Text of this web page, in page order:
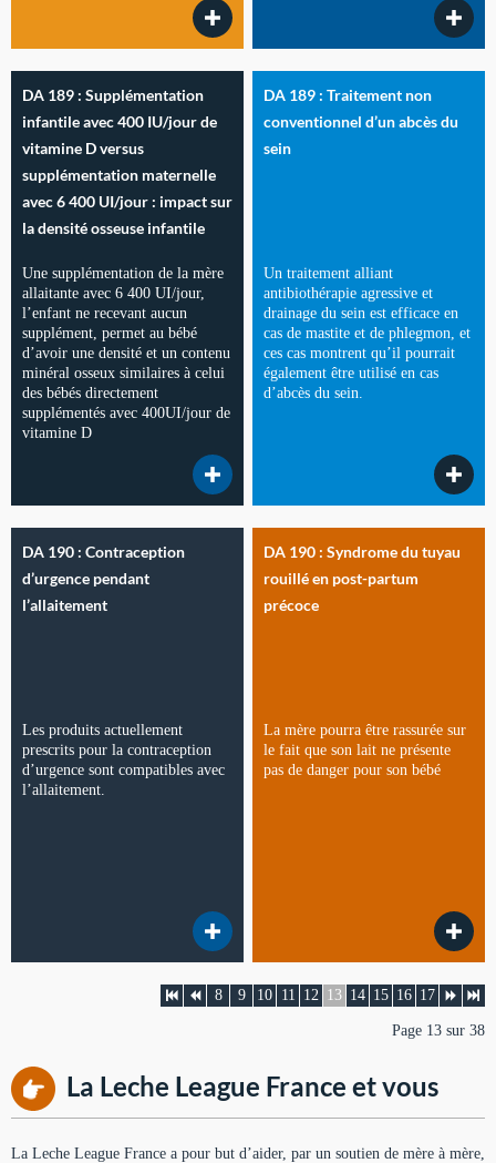
DA 189 : Supplémentation
infantile avec 400 IU/jour de
vitamine D versus
supplémentation maternelle
avec 6 400 UI/jour : impact sur
la densité osseuse infantile
Une supplémentation de la mère
allaitante avec 6 400 UI/jour,
l’enfant ne recevant aucun
supplément, permet au bébé
d’avoir une densité et un contenu
minéral osseux similaires à celui
des bébés directement
supplémentés avec 400UI/jour de
vitamine D
DA 189 : Traitement non
conventionnel d’un abcès du
sein
Un traitement alliant
antibiothérapie agressive et
drainage du sein est efficace en
cas de mastite et de phlegmon, et
ces cas montrent qu’il pourrait
également être utilisé en cas
d’abcès du sein.
DA 190 : Contraception
d’urgence pendant
l’allaitement
Les produits actuellement
prescrits pour la contraception
d’urgence sont compatibles avec
l’allaitement.
DA 190 : Syndrome du tuyau
rouillé en post-partum
précoce
La mère pourra être rassurée sur
le fait que son lait ne présente
pas de danger pour son bébé
8 9 10 11 12 13 14 15 16 17
Page 13 sur 38
La Leche League France et vous
La Leche League France a pour but d’aider, par un soutien de mère à mère,